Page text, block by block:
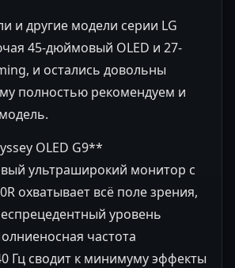
и другие модели серии LG
45-дюймовый OLED и 27-
и остались довольны
полностью рекомендуем и
OLED G9**
ультраширокий монитор с
охватывает всё поле зрения,
уровень
частота
Гц сводит к минимуму эффекты